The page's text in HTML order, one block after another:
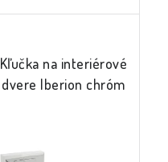
Kľučka na interiérové
dvere Iberion chróm